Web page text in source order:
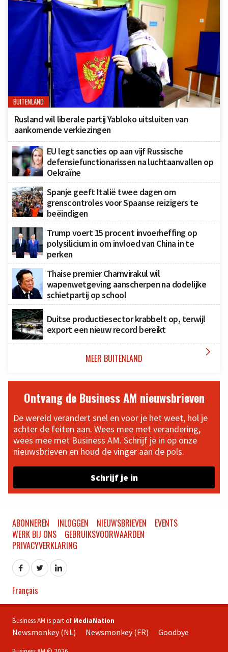
BUITENLAND
Rusland wil liberale partij Yabloko uitsluiten van
aankomende verkiezingen
EU legt sancties op aan vijf Russische
defensiefunctionarissen na luchtaanvallen op
Oekraïne
Spanje geeft Italië twee dagen om
grenscontroles voor Spaanse reizigers te
beëindigen
Trump voert 15 procent invoerheffing op
polysilicium in om invloed van China in te
perken
Thaise premier Charnvirakul wil
wapenwetgeving aanscherpen na dodelijke
schietpartij op school
Duitse productiesector krabbelt op, terwijl
export een nieuw record bereikt
MEER BUITENLAND 
Ontvang de Business AM nieuwsbrieven
De wereld verandert snel en voor je het weet, hol je
achter de feiten aan. Wees mee met verandering,
wees mee met Business AM. Schrijf je in op onze
nieuwsbrieven en houd de vinger aan de pols.
Schrijf je in
ABONNEREN INLOGGEN NIEUWSBRIEVEN
EVENTS
WERK BIJ ONS
GEBRUIKSVOORWAARDEN
PRIVACYVERKLARING
Français
Business AM is part of MediaNation
Newsmonkey (NL) Newsmonkey (FR) Goodbye